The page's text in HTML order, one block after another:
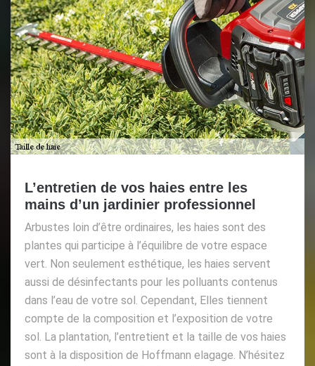
L’entretien de vos haies entre les
mains d’un jardinier professionnel
Arbustes loin d’être ordinaires, les haies sont des
plantes qui participe à l’équilibre de votre espace
vert. Non seulement esthétique, les haies servent
aussi de désinfectants pour les polluants contenus
dans l’eau de votre sol. Cependant, Elles tiennent
compte de la composition et l’exposition de votre
sol. La plantation, l’entretient et la taille de vos haies
sont à la disposition de Hoffmann elagage. N’hésitez